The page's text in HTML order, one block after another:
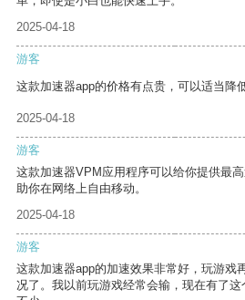
2025-04-18
游客
这款加速器app的价格有点贵，可以适当降
2025-04-18
游客
这款加速器VPM应用程序可以给你提供最
助你在网络上自由移动。
2025-04-18
游客
这款加速器app的加速效果非常好，玩游戏
况了。我以前玩游戏经常会输，现在有了